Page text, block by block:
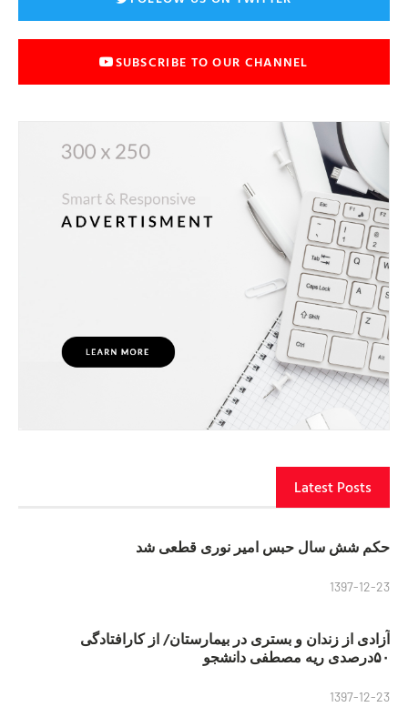
SUBSCRIBE TO OUR CHANNEL
Latest Posts
حکم شش سال حبس امیر نوری قطعی شد
1397-12-23
آزادی از زندان و بستری در بیمارستان/ از کارافتادگی
۵۰درصدی ریه مصطفی دانشجو
1397-12-23